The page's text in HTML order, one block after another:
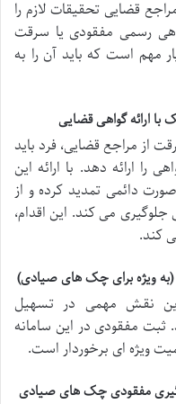
قضایی تحقیقات لازم را
رسمی مفقودی یا سرقت
مهم است که باید آن را به
ارائه گواهی قضایی
از مراجع قضایی، فرد باید
را ارائه دهد. با ارائه این
دائمی تمدید کرده و از
می کند. این اقدام،
کند.
نقش مهمی در تسهیل
ثبت مفقودی در این سامانه
ویژه ای برخوردار است.
مفقودی چک های صیادی